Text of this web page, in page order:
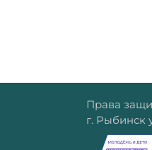
Права
г. Рыбинск